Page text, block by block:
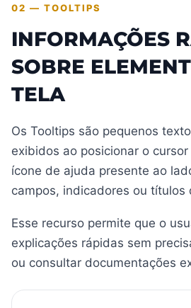
02 — TOOLTIPS
INFORMAÇÕES
SOBRE
TELA
Os Tooltips são pequenos
exibidos ao posicionar o
ícone de ajuda presente ao
campos, indicadores ou títulos
Esse recurso permite que o
explicações rápidas sem
ou consultar documentações